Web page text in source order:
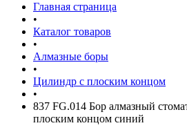
Главная страница
•
Каталог товаров
•
Алмазные боры
•
Цилиндр с плоским концом
•
837 FG.014 Бор алмазный
плоским концом синий